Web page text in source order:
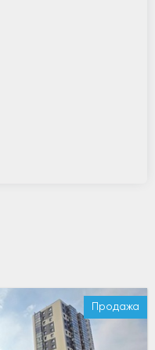
Продажа